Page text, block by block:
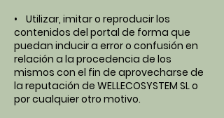
• Utilizar, imitar o reproducir los
contenidos del portal de forma que
puedan inducir a error o confusión en
relación a la procedencia de los
mismos con el fin de aprovecharse de
la reputación de WELLECOSYSTEM SL o
por cualquier otro motivo.